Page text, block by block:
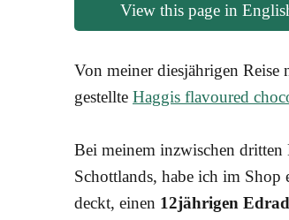
View this page in
Von mei­ner dies­jäh­ri­gen
ge­stell­te Hag­gis fla­vou­red
Bei mei­nem inzwi­schen drit­ten
Schott­lands, habe ich im
deckt, einen 12jährigen